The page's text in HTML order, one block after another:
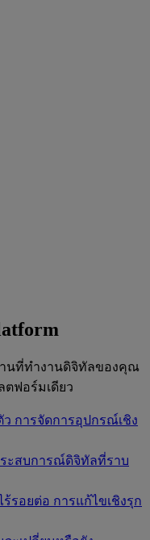
นที่ทำงานดิจิทัลของคุณ
ตฟอร์มเดียว
ว การจัดการอุปกรณ์เชิง
ะสบการณ์ดิจิทัลที่ราบ
ร้รอยต่อ การแก้ไขเชิงรุก